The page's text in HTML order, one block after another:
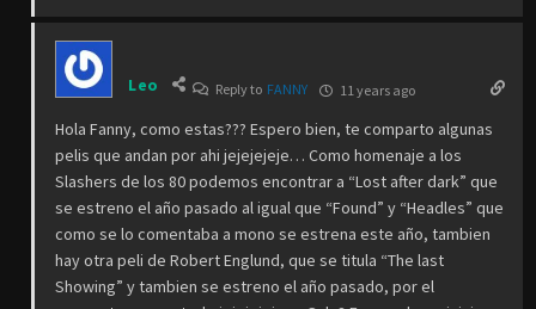
Leo Reply to FANNY 11 years ago
Hola Fanny, como estas??? Espero bien, te comparto algunas
pelis que andan por ahi jejejejeje… Como homenaje a los
Slashers de los 80 podemos encontrar a “Lost after dark” que
se estreno el año pasado al igual que “Found” y “Headles” que
como se lo comentaba a mono se estrena este año, tambien
hay otra peli de Robert Englund, que se titula “The last
Showing” y tambien se estreno el año pasado, por el